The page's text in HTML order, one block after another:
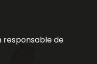
responsable de